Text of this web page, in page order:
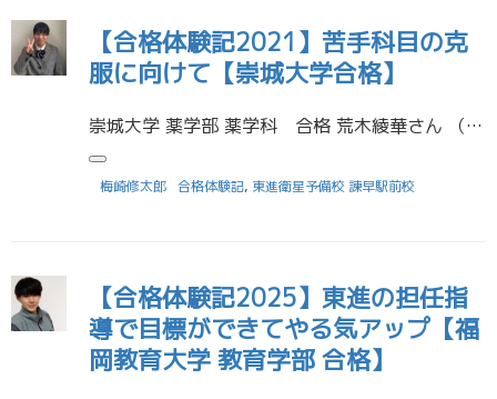
【合格体験記2021】苦手科目の克
服に向けて【崇城大学合格】
崇城大学 薬学部 薬学科 合格 荒木綾華さん （青雲高等学校 卒業） 受験に役立った勉強法を教えてください。 私は志望している学部で一番重要視されている科目がとても苦手だったため、受講を終えた後は高速マスターと教科書を併 […]
梅崎修太郎 合格体験記, 東進衛星予備校 諫早駅前校
【合格体験記2025】東進の担任指
導で目標ができてやる気アップ【福
岡教育大学 教育学部 合格】